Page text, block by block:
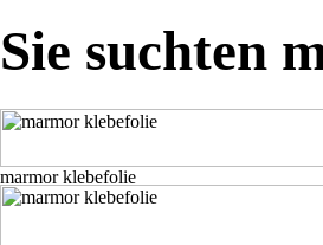
Sie suchten